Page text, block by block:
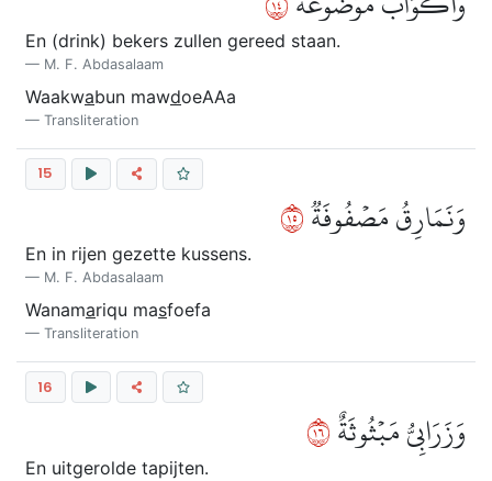
En (drink) bekers zullen gereed staan.
M. F. Abdasalaam
Waakwabun mawdoeAAa
Transliteration
15
وَنَمَارِقُ مَصۡفُوفَةٞ٥١
En in rijen gezette kussens.
M. F. Abdasalaam
Wanamariqu masfoefa
Transliteration
16
وَزَرَابِيُّ مَبۡثُوثَةٌ٦١
En uitgerolde tapijten.